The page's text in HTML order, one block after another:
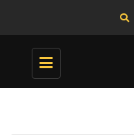
Toggle
navigation